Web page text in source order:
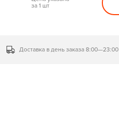
за 1 шт
Доставка в день заказа 8:00—23:00